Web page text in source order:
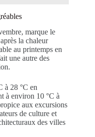
marque le
après la chaleur
au printemps en
une autre des
à 28 °C en
à environ 10 °C à
aux excursions
de culture et
des villes